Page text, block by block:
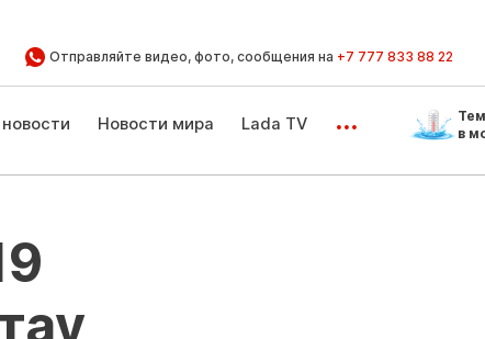
Отправляйте видео, фото, сообщения на +7 777 833 88 22
Новости мира Lada TV ...
в